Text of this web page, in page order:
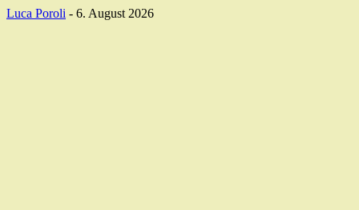
Luca Poroli - 6. August 2026